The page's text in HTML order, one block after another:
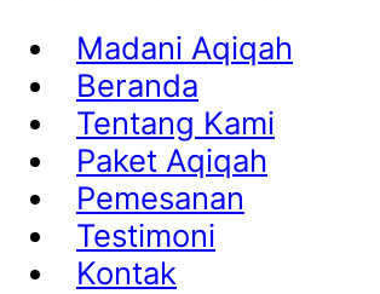
Madani Aqiqah
Beranda
Tentang Kami
Paket Aqiqah
Pemesanan
Testimoni
Kontak